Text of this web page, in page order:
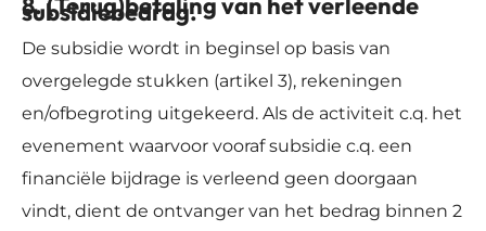
subsidiebedrag.
De subsidie wordt in beginsel op basis van
overgelegde stukken (artikel 3), rekeningen
en/ofbegroting uitgekeerd. Als de activiteit c.q. het
evenement waarvoor vooraf subsidie c.q. een
financiële bijdrage is verleend geen doorgaan
vindt, dient de ontvanger van het bedrag binnen 2